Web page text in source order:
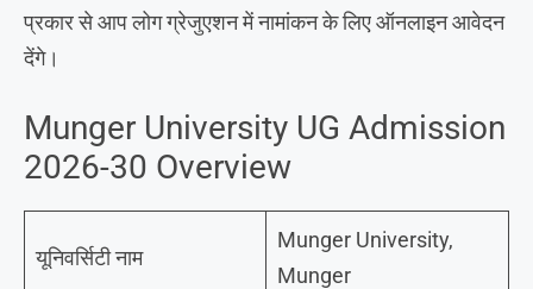
प्रकार से आप लोग ग्रेजुएशन में नामांकन के लिए ऑनलाइन आवेदन
देंगे।
Munger University UG Admission
2026-30 Overview
यूनिवर्सिटी नाम
Munger University,
Munger